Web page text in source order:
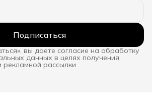
Подписаться
вы даете согласие на обработку
данных в целях получения
рассылки